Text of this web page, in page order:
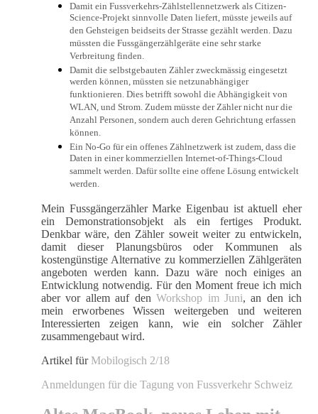
Damit ein Fussverkehrs-Zählstellennetzwerk als Citizen-
Science-Projekt sinnvolle Daten liefert, müsste jeweils auf
den Gehsteigen beidseits der Strasse gezählt werden. Dazu
müssten die Fussgängerzählgeräte eine sehr starke
Verbreitung finden.
Damit die selbstgebauten Zähler zweckmässig eingesetzt
werden können, müssten sie netzunabhängiger
funktionieren. Dies betrifft sowohl die Abhängigkeit von
WLAN, und Strom. Zudem müsste der Zähler nicht nur die
Anzahl Personen, sondern auch deren Gehrichtung erfassen
können.
Ein No-Go für ein offenes Zählnetzwerk ist zudem, dass die
Daten in einer kommerziellen Internet-of-Things-Cloud
sammelt werden. Dafür sollte eine offene Lösung entwickelt
werden.
Mein Fussgängerzähler Marke Eigenbau ist aktuell eher
ein Demonstrationsobjekt als ein fertiges Produkt.
Denkbar wäre, den Zähler soweit weiter zu entwickeln,
damit dieser Planungsbüros oder Kommunen als
kostengünstige Alternative zu kommerziellen Zählgeräten
angeboten werden kann. Dazu wäre noch einiges an
Entwicklung notwendig. Für den Moment freue ich mich
aber vor allem auf denWorkshop im Juni, an den ich
mein erworbenes Wissen weitergeben und weiteren
Interessierten zeigen kann, wie ein solcher Zähler
zusammengebaut wird.
Artikel für Mobilogisch 2/18
Anmeldungen für die Tagung von Fussverkehr Schweiz